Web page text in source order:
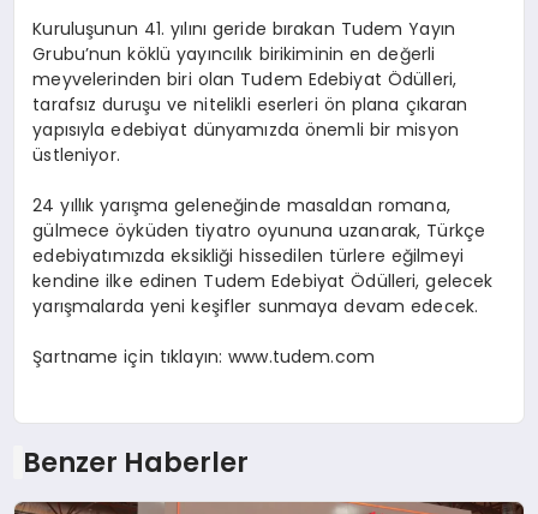
Kuruluşunun 41. yılını geride bırakan Tudem Yayın
Grubu’nun köklü yayıncılık birikiminin en değerli
meyvelerinden biri olan Tudem Edebiyat Ödülleri,
tarafsız duruşu ve nitelikli eserleri ön plana çıkaran
yapısıyla edebiyat dünyamızda önemli bir misyon
üstleniyor.
24 yıllık yarışma geleneğinde masaldan romana,
gülmece öyküden tiyatro oyununa uzanarak, Türkçe
edebiyatımızda eksikliği hissedilen türlere eğilmeyi
kendine ilke edinen Tudem Edebiyat Ödülleri, gelecek
yarışmalarda yeni keşifler sunmaya devam edecek.
Şartname için tıklayın:www.tudem.com
Benzer Haberler